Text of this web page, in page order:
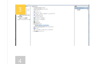
3
4